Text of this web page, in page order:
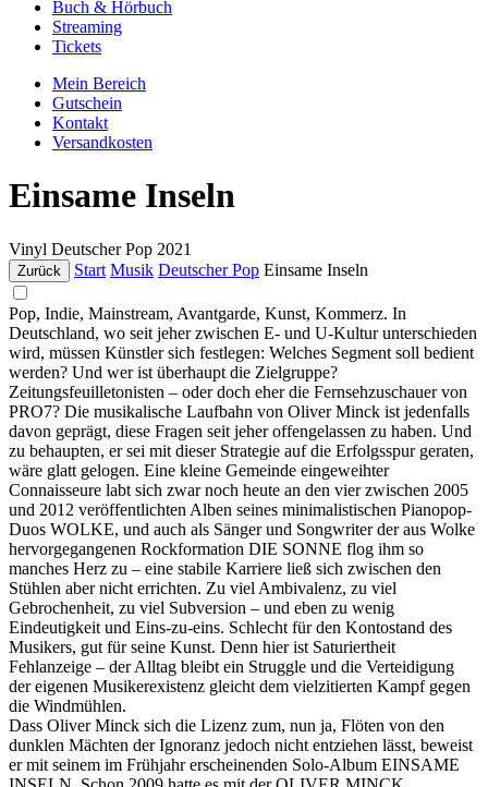
Buch & Hörbuch
Streaming
Tickets
Mein Bereich
Gutschein
Kontakt
Versandkosten
Einsame Inseln
Vinyl Deutscher Pop 2021
Zurück Start Musik Deutscher Pop Einsame Inseln
Pop, Indie, Mainstream, Avantgarde, Kunst, Kommerz. In
Deutschland, wo seit jeher zwischen E- und U-Kultur unterschieden
wird, müssen Künstler sich festlegen: Welches Segment soll bedient
werden? Und wer ist überhaupt die Zielgruppe?
Zeitungsfeuilletonisten – oder doch eher die Fernsehzuschauer von
PRO7? Die musikalische Laufbahn von Oliver Minck ist jedenfalls
davon geprägt, diese Fragen seit jeher offengelassen zu haben. Und
zu behaupten, er sei mit dieser Strategie auf die Erfolgsspur geraten,
wäre glatt gelogen. Eine kleine Gemeinde eingeweihter
Connaisseure labt sich zwar noch heute an den vier zwischen 2005
und 2012 veröffentlichten Alben seines minimalistischen Pianopop-
Duos WOLKE, und auch als Sänger und Songwriter der aus Wolke
hervorgegangenen Rockformation DIE SONNE flog ihm so
manches Herz zu – eine stabile Karriere ließ sich zwischen den
Stühlen aber nicht errichten. Zu viel Ambivalenz, zu viel
Gebrochenheit, zu viel Subversion – und eben zu wenig
Eindeutigkeit und Eins-zu-eins. Schlecht für den Kontostand des
Musikers, gut für seine Kunst. Denn hier ist Saturiertheit
Fehlanzeige – der Alltag bleibt ein Struggle und die Verteidigung
der eigenen Musikerexistenz gleicht dem vielzitierten Kampf gegen
die Windmühlen.
Dass Oliver Minck sich die Lizenz zum, nun ja, Flöten von den
dunklen Mächten der Ignoranz jedoch nicht entziehen lässt, beweist
er mit seinem im Frühjahr erscheinenden Solo-Album EINSAME